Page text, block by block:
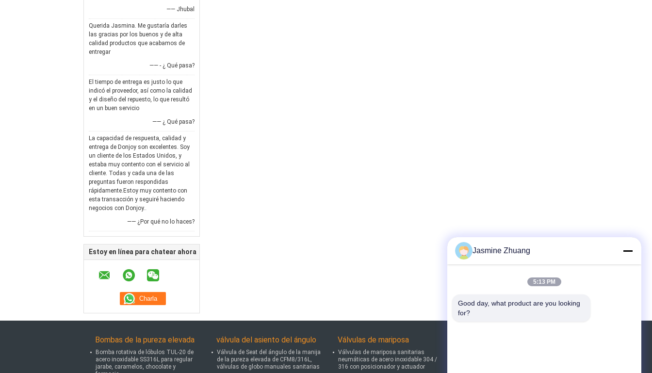
—— Jhubal
Querida Jasmina. Me gustaría darles
las gracias por los buenos y de alta
calidad productos que acabamos de
entregar
—— - ¿ Qué pasa?
El tiempo de entrega es justo lo que
indicó el proveedor, así como la calidad
y el diseño del repuesto, lo que resultó
en un buen servicio
—— ¿ Qué pasa?
La capacidad de respuesta, calidad y
entrega de Donjoy son excelentes. Soy
un cliente de los Estados Unidos, y
estaba muy contento con el servicio al
cliente. Todas y cada una de las
preguntas fueron respondidas
rápidamente.Estoy muy contento con
esta transacción y seguiré haciendo
negocios con Donjoy..
—— ¿Por qué no lo haces?
Estoy en línea para chatear ahora
Bombas de la pureza elevada
Bomba rotativa de lóbulos TUL-20 de
acero inoxidable SS316L para regular
jarabe, caramelos, chocolate y
válvula del asiento del ángulo
Válvula de Seat del ángulo de la manija
de la pureza elevada de CFM8/316L,
válvulas de globo manuales sanitarias
Válvulas de mariposa
Válvulas de mariposa sanitarias
neumáticas de acero inoxidable 304 /
316 con posicionador y actuador
Jasmine Zhuang
5:13 PM
Good day, what product are you looking
for?